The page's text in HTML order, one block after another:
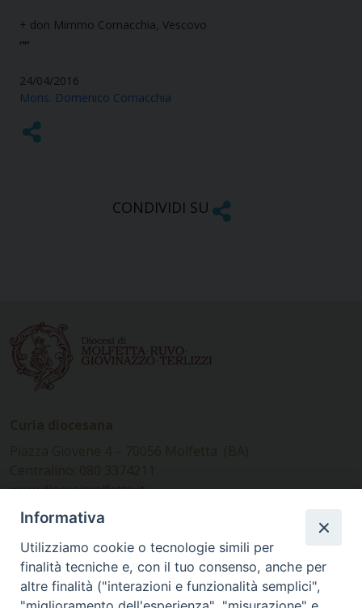
+ don Mimmo Cornacchia, Vescovo
””
24/04/2016
Mons. Domenico Cornacchia
CONDIVIDI SU
www.diocesimolfetta.it –
diocesimolfetta@pec.chiesacattolica.it
Ufficio Comunicazioni sociali
Piazza Giovene 4 – 70056 Molfetta (BA)
Informativa
Utilizziamo cookie o tecnologie simili per
finalità tecniche e, con il tuo consenso, anche per
altre finalità ("interazioni e funzionalità semplici",